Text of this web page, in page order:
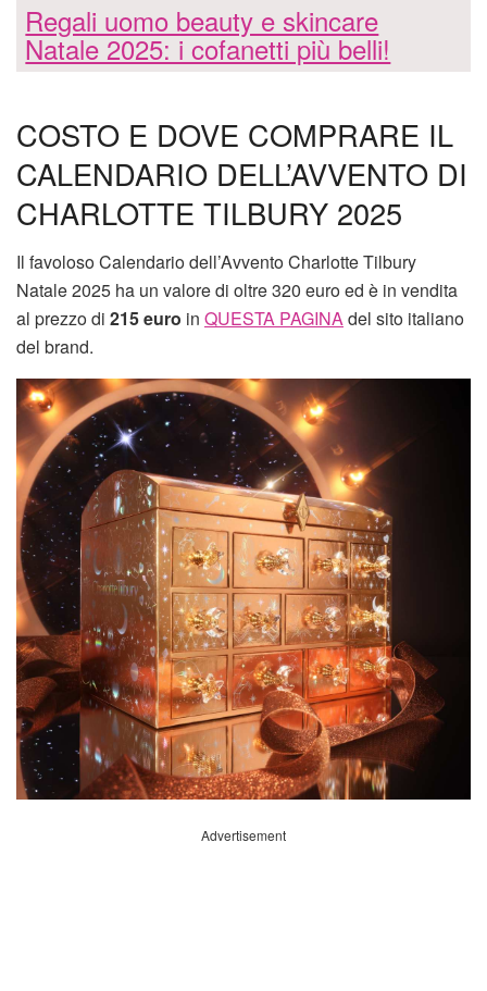
Regali uomo beauty e skincare
Natale 2025: i cofanetti più belli!
COSTO E DOVE COMPRARE IL
CALENDARIO DELL’AVVENTO DI
CHARLOTTE TILBURY 2025
Il favoloso Calendario dell’Avvento Charlotte Tilbury
Natale 2025 ha un valore di oltre 320 euro ed è in vendita
al prezzo di 215 euro in QUESTA PAGINAdel sito italiano
del brand.
Advertisement